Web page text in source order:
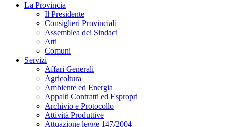
La Provincia
Il Presidente
Consiglieri Provinciali
Assemblea dei Sindaci
Atti
Comuni
Servizi
Affari Generali
Agricoltura
Ambiente ed Energia
Appalti Contratti ed Espropri
Archivio e Protocollo
Attività Produttive
Attuazione legge 147/2004